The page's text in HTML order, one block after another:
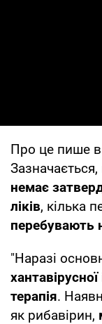
Про це пише
немає
ліків, кілька
перебувають
"Наразі
терапія.
як рибавірин,